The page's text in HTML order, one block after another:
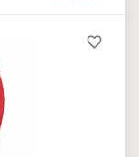
favorite_border